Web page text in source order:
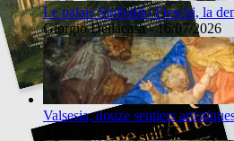
Le palais Sinibaldo Fieschi, la
Giorgio Dellacasa - 16/07/2026
Valsesia, douze sentiers
Redazione - 22/05/2026